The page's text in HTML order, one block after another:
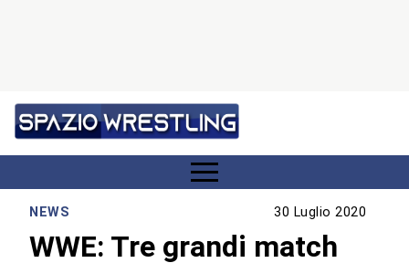
NEWS 30 Luglio 2020
WWE: Tre grandi match